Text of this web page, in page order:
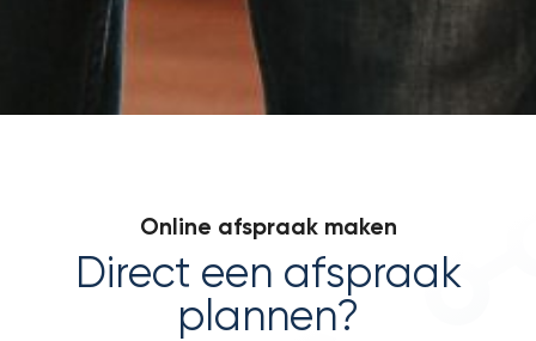
Online afspraak maken
Direct een afspraak
plannen?